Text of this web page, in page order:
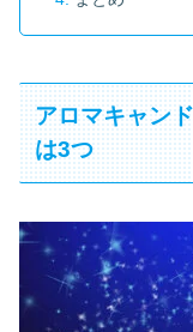
アロマキャン
は3つ